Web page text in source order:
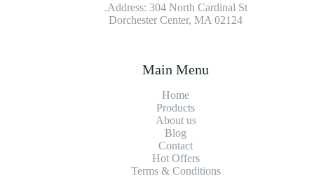
Address: 304 North Cardinal St.
Dorchester Center, MA 02124
Main Menu
Home
Products
About us
Blog
Contact
Hot Offers
Terms & Conditions